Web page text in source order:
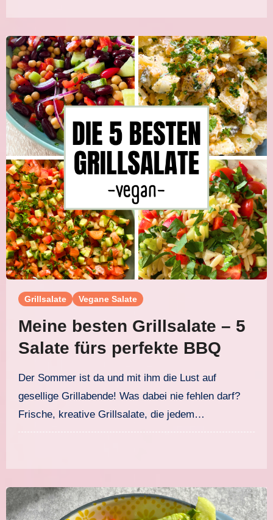
Grillsalate Vegane Salate
Meine besten Grillsalate – 5
Salate fürs perfekte BBQ
Der Sommer ist da und mit ihm die Lust auf
gesellige Grillabende! Was dabei nie fehlen darf?
Frische, kreative Grillsalate, die jedem…